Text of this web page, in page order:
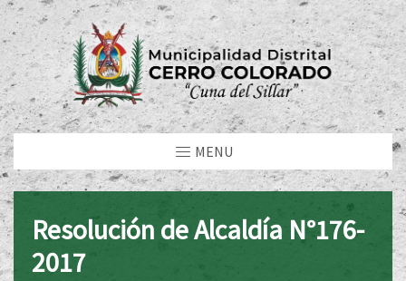
MENU
Resolución de Alcaldía N°176-
2017